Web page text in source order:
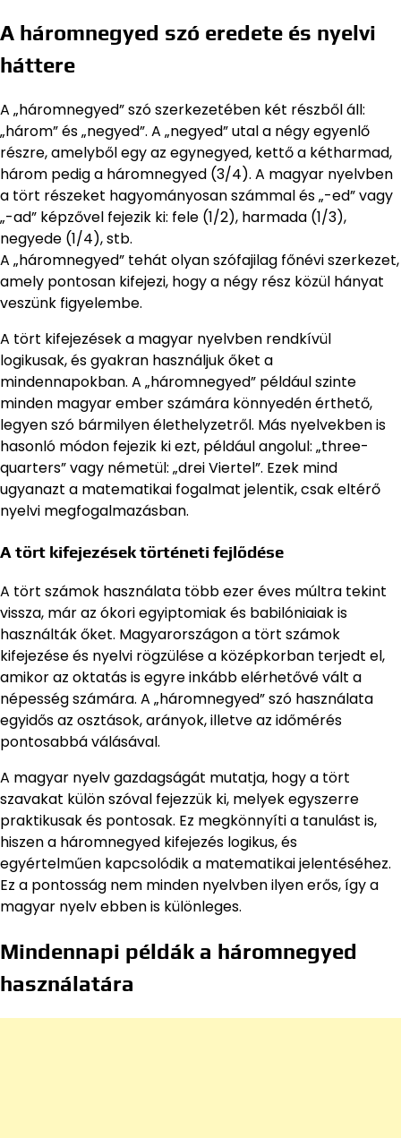
A háromnegyed szó eredete és nyelvi
háttere
A „háromnegyed” szó szerkezetében két részből áll:
„három” és „negyed”. A „negyed” utal a négy egyenlő
részre, amelyből egy az egynegyed, kettő a kétharmad,
három pedig a háromnegyed (3/4). A magyar nyelvben
a tört részeket hagyományosan számmal és „-ed” vagy
„-ad” képzővel fejezik ki: fele (1/2), harmada (1/3),
negyede (1/4), stb.
A „háromnegyed” tehát olyan szófajilag főnévi szerkezet,
amely pontosan kifejezi, hogy a négy rész közül hányat
veszünk figyelembe.
A tört kifejezések a magyar nyelvben rendkívül
logikusak, és gyakran használjuk őket a
mindennapokban. A „háromnegyed” például szinte
minden magyar ember számára könnyedén érthető,
legyen szó bármilyen élethelyzetről. Más nyelvekben is
hasonló módon fejezik ki ezt, például angolul: „three-
quarters” vagy németül: „drei Viertel”. Ezek mind
ugyanazt a matematikai fogalmat jelentik, csak eltérő
nyelvi megfogalmazásban.
A tört kifejezések történeti fejlődése
A tört számok használata több ezer éves múltra tekint
vissza, már az ókori egyiptomiak és babilóniaiak is
használták őket. Magyarországon a tört számok
kifejezése és nyelvi rögzülése a középkorban terjedt el,
amikor az oktatás is egyre inkább elérhetővé vált a
népesség számára. A „háromnegyed” szó használata
egyidős az osztások, arányok, illetve az időmérés
pontosabbá válásával.
A magyar nyelv gazdagságát mutatja, hogy a tört
szavakat külön szóval fejezzük ki, melyek egyszerre
praktikusak és pontosak. Ez megkönnyíti a tanulást is,
hiszen a háromnegyed kifejezés logikus, és
egyértelműen kapcsolódik a matematikai jelentéséhez.
Ez a pontosság nem minden nyelvben ilyen erős, így a
magyar nyelv ebben is különleges.
Mindennapi példák a háromnegyed
használatára